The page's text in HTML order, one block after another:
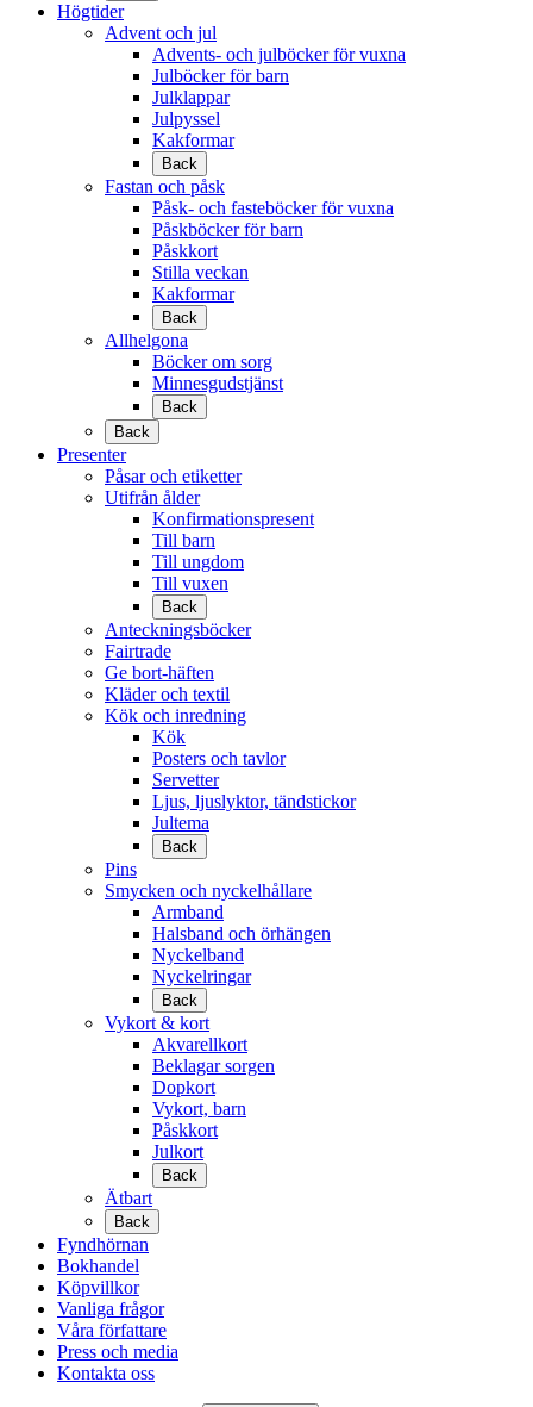
Högtider
Advent och jul
Advents- och julböcker för vuxna
Julböcker för barn
Julklappar
Julpyssel
Kakformar
Back
Fastan och påsk
Påsk- och fasteböcker för vuxna
Påskböcker för barn
Påskkort
Stilla veckan
Kakformar
Back
Allhelgona
Böcker om sorg
Minnesgudstjänst
Back
Back
Presenter
Påsar och etiketter
Utifrån ålder
Konfirmationspresent
Till barn
Till ungdom
Till vuxen
Back
Anteckningsböcker
Fairtrade
Ge bort-häften
Kläder och textil
Kök och inredning
Kök
Posters och tavlor
Servetter
Ljus, ljuslyktor, tändstickor
Jultema
Back
Pins
Smycken och nyckelhållare
Armband
Halsband och örhängen
Nyckelband
Nyckelringar
Back
Vykort & kort
Akvarellkort
Beklagar sorgen
Dopkort
Vykort, barn
Påskkort
Julkort
Back
Ätbart
Back
Fyndhörnan
Bokhandel
Köpvillkor
Vanliga frågor
Våra författare
Press och media
Kontakta oss